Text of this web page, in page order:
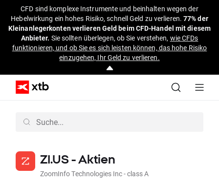
CFD sind komplexe Instrumente und beinhalten wegen der
Hebelwirkung ein hohes Risiko, schnell Geld zu verlieren.77% der
Kleinanlegerkonten verlieren Geld beim CFD-Handel mit diesem
Anbieter. Sie sollten überlegen, ob Sie verstehen, wie CFDs
funktionieren, und ob Sie es sich leisten können, das hohe Risiko
einzugehen, Ihr Geld zu verlieren.
ZI.US - Aktien
ZoomInfo Technologies Inc - class A